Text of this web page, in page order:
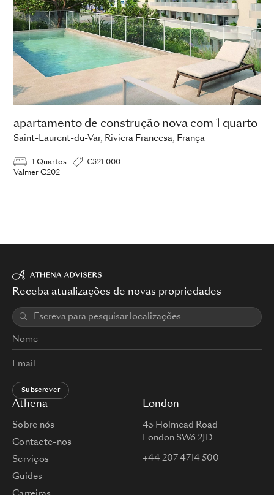
apartamento de construção nova com 1 quarto
Saint-Laurent-du-Var, Riviera Francesa, França
1 Quartos
€321 000
Valmer C202
Athena
Sobre nós
Contacte-nos
Serviços
Guides
London
45 Holmead Road
London SW6 2JD
+44 207 4714 500
Receba atualizações de novas propriedades
Subscrever